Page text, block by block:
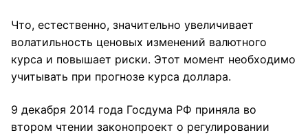
Что, естественно, значительно увеличивает
волатильность ценовых изменений валютного
курса и повышает риски. Этот момент необходимо
учитывать при прогнозе курса доллара.
9 декабря 2014 года Госдума РФ приняла во
втором чтении законопроект о регулировании